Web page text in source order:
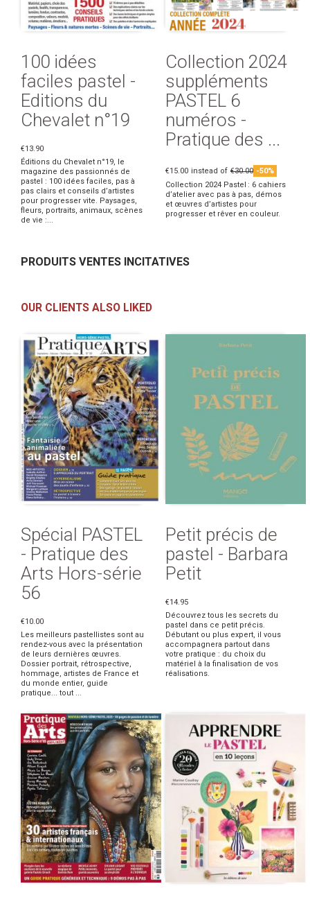
100 idées
faciles pastel -
Editions du
Chevalet n°19
€13.90
Éditions du Chevalet n°19, le
magazine des passionnés de
pastel : 100 idées faciles, pas à
pas clairs et conseils d’artistes
pour progresser vite. Paysages,
fleurs, portraits, animaux, scènes
de vie :...
Collection 2024
suppléments
PASTEL 6
numéros -
Pratique des ...
€15.00 instead of €30.00 -50%
Collection 2024 Pastel : 6 cahiers
d’atelier avec pas à pas, démos
et œuvres d’artistes pour
progresser et rêver en couleur.
PRODUITS VENTES INCITATIVES
OUR CLIENTS ALSO LIKED
Spécial PASTEL
- Pratique des
Arts Hors-série
56
€10.00
Les meilleurs pastellistes sont au
rendez-vous avec la présentation
de leurs dernières œuvres.
Dossier portrait, rétrospective,
hommage, artistes de France et
du monde entier, guide
pratique... tout ...
Petit précis de
pastel - Barbara
Petit
€14.95
Découvrez tous les secrets du
pastel dans ce petit précis.
Débutant ou plus expert, il vous
accompagnera partout dans
votre pratique : du choix du
matériel à la finalisation de vos
réalisations.